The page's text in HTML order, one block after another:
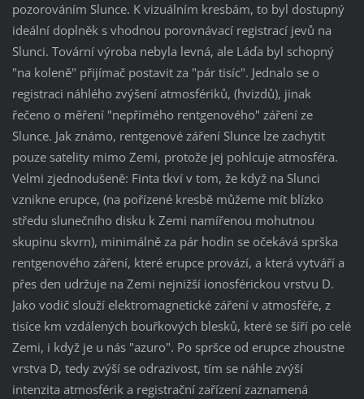
pozorováním Slunce. K vizuálním kresbám, to byl dostupný
ideální doplněk s vhodnou porovnávací registrací jevů na
Slunci. Tovární výroba nebyla levná, ale Láďa byl schopný
"na koleně" přijímač postavit za "pár tisíc". Jednalo se o
registraci náhlého zvýšení atmosfériků, (hvizdů), jinak
řečeno o měření "nepřímého rentgenového" záření ze
Slunce. Jak známo, rentgenové záření Slunce lze zachytit
pouze satelity mimo Zemi, protože jej pohlcuje atmosféra.
Velmi zjednodušeně: Finta tkví v tom, že když na Slunci
vznikne erupce, (na pořízené kresbě můžeme mít blízko
středu slunečního disku k Zemi namířenou mohutnou
skupinu skvrn), minimálně za pár hodin se očekává sprška
rentgenového záření, které erupce provází, a která vytváří a
přes den udržuje na Zemi nejnižší ionosférickou vrstvu D.
Jako vodič slouží elektromagnetické záření v atmosféře, z
tisíce km vzdálených bouřkových blesků, které se šíří po celé
Zemi, i když je u nás "azuro". Po spršce od erupce zhoustne
vrstva D, tedy zvýší se odrazivost, tím se náhle zvýší
intenzita atmosférik a registrační zařízení zaznamená